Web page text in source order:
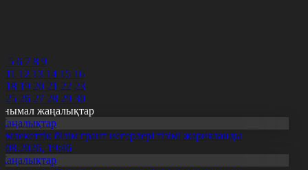
5 6 7 8 9
11 12 13 14 15 16
18 19 20 21 22 23
25 26 27 28 29 30
жаңалықтар
білім грант иегерлері тізімі жарияланды
19:46